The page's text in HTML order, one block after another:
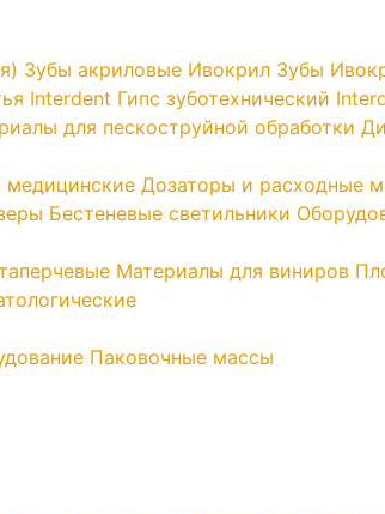
Зубы акриловые Ивокрил Зубы
Interdent Гипс зуботехнический
для пескоструйной обработки
Дозаторы и расходные
Бестеневые светильники
Материалы для виниров
Паковочные массы